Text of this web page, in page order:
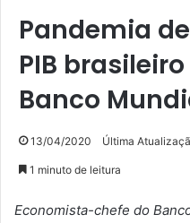
Pandemia
PIB
Banco
13/04/2020 Última
1 minuto de leitura
Economista-chefe do